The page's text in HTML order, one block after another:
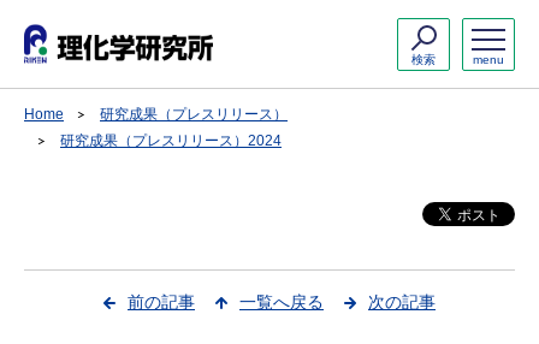
menu
検索
Home
研究成果（プレスリリース）
研究成果（プレスリリース）2024
前の記事 一覧へ戻る 次の記事